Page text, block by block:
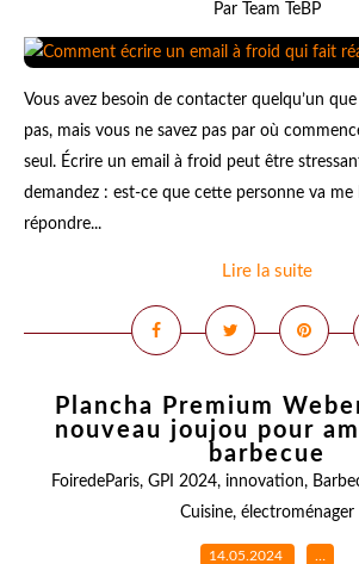
Par Team TeBP
Vous avez besoin de contacter quelqu’un
pas, mais vous ne savez pas par où
seul. Écrire un email à froid peut être
demandez : est-ce que cette personne va me
répondre...
Lire la suite
Plancha Premium
nouveau joujou pour
barbecue
FoiredeParis, GPI 2024, innovation,
Cuisine, électroménager
14.05.2024 …